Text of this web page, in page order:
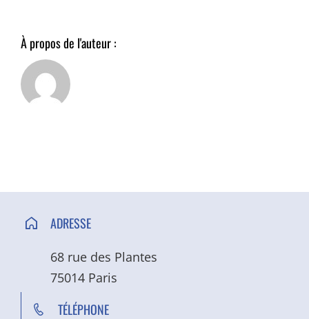
À propos de l'auteur :
ADRESSE
68 rue des Plantes
75014 Paris
TÉLÉPHONE